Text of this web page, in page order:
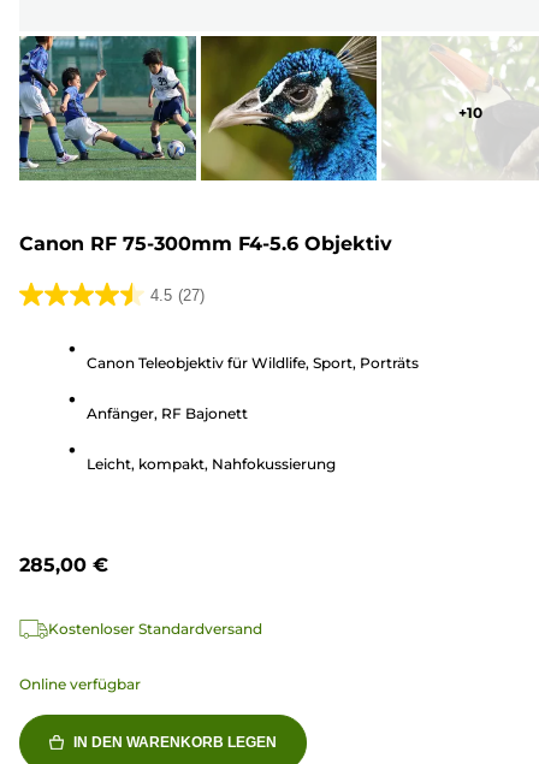
+10
Canon RF 75-300mm F4-5.6 Objektiv
4.5 (27)
4.5
Sternen.
Bewertungen
Canon Teleobjektiv für Wildlife, Sport, Porträts
Anfänger, RF Bajonett
Leicht, kompakt, Nahfokussierung
285,00 €
Kostenloser Standardversand
Online verfügbar
IN DEN WARENKORB LEGEN